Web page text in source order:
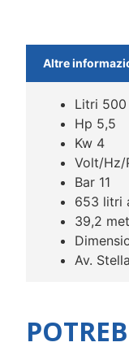
Altre
Litri 500
Hp 5,5
Kw 4
Volt/Hz/
Bar 11
653 litri
39,2
Av.